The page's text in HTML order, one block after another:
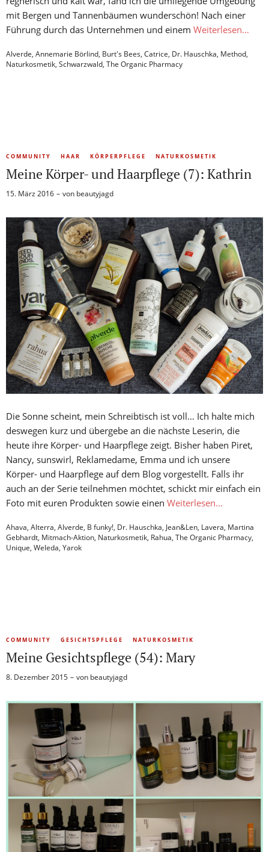
mit Bergen und Tannenbäumen wunderschön! Nach einer
Führung durch das Unternehmen und einem Weiterlesen…
Alverde, Annemarie Börlind, Burt's Bees, Catrice, Dr. Hauschka, Method,
Naturkosmetik, Schwarzwald, The Organic Pharmacy
COMMUNITY HAAR KÖRPERPFLEGE NATURKOSMETIK
Meine Körper- und Haarpflege (7): Kathrin
15. März 2016 von beautyjagd
Die Sonne scheint, mein Schreibtisch ist voll… Ich halte mich
deswegen kurz und übergebe an die nächste Leserin, die
heute ihre Körper- und Haarpflege zeigt. Bisher haben Piret,
Nancy, sunswirl, Reklamedame, Emma und ich unsere
Körper- und Haarpflege auf dem Blog vorgestellt. Falls ihr
auch an der Serie teilnehmen möchtet, schickt mir einfach ein
Foto mit euren Produkten sowie einen Weiterlesen…
Ahava, Alterra, Alverde, B funky!, Dr. Hauschka, Jean&Len, Lavera, Martina
Gebhardt, Mitmach-Aktion, Naturkosmetik, Rahua, The Organic Pharmacy,
Unique, Weleda, Yarok
COMMUNITY GESICHTSPFLEGE NATURKOSMETIK
Meine Gesichtspflege (54): Mary
8. Dezember 2015 von beautyjagd